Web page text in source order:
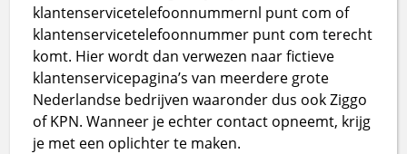
klantenservicetelefoonnummernl punt com of
klantenservicetelefoonnummer punt com terecht
komt. Hier wordt dan verwezen naar fictieve
klantenservicepagina’s van meerdere grote
Nederlandse bedrijven waaronder dus ook Ziggo
of KPN. Wanneer je echter contact opneemt, krijg
je met een oplichter te maken.